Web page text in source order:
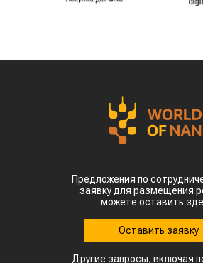
Предложения по
заявку для размещения
можете оставить
Оставить заявку
Другие запросы, включая